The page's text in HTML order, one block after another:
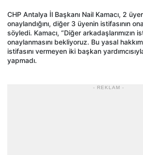
CHP Antalya İl Başkanı Nail Kamacı, 2
onaylandığını, diğer 3 üyenin istifasının
söyledi. Kamacı, “Diğer arkadaşlarımızın
onaylanmasını bekliyoruz. Bu yasal
istifasını vermeyen iki başkan
yapmadı.
- REKLAM -